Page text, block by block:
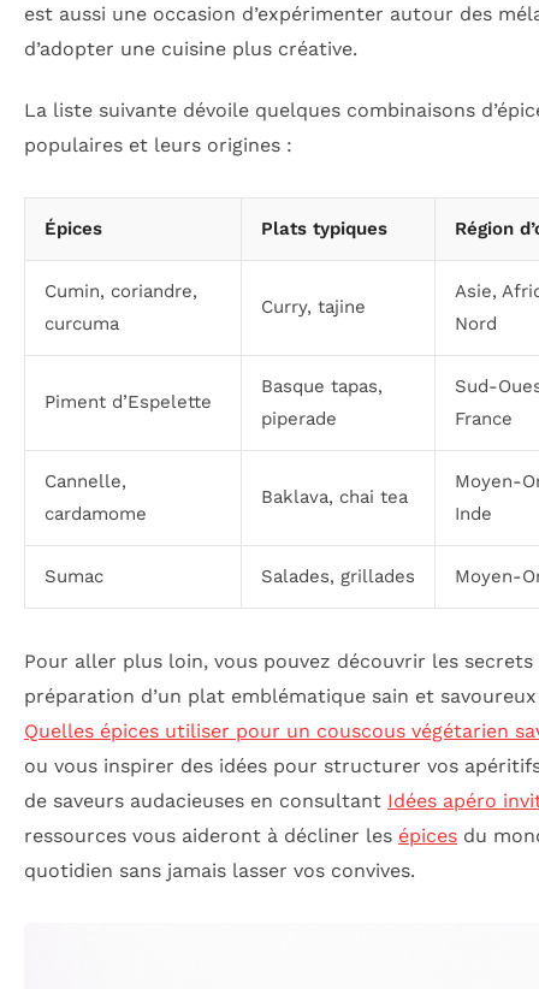
est aussi une occasion d’expérimenter autour des
d’adopter une cuisine plus créative.
La liste suivante dévoile quelques combinaisons
populaires et leurs origines :
Épices Plats typiques Région
Cumin, coriandre,
curcuma
Curry, tajine
Asie,
Nord
Piment d’Espelette
Basque tapas,
piperade
Sud-
France
Cannelle,
cardamome
Baklava, chai tea
Moyen-
Inde
Sumac Salades, grillades Moyen-
Pour aller plus loin, vous pouvez découvrir les secrets
préparation d’un plat emblématique sain et
Quelles épices utiliser pour un couscous végétarien
ou vous inspirer des idées pour structurer vos
de saveurs audacieuses en consultant Idées apéro
ressources vous aideront à décliner les épices du
quotidien sans jamais lasser vos convives.